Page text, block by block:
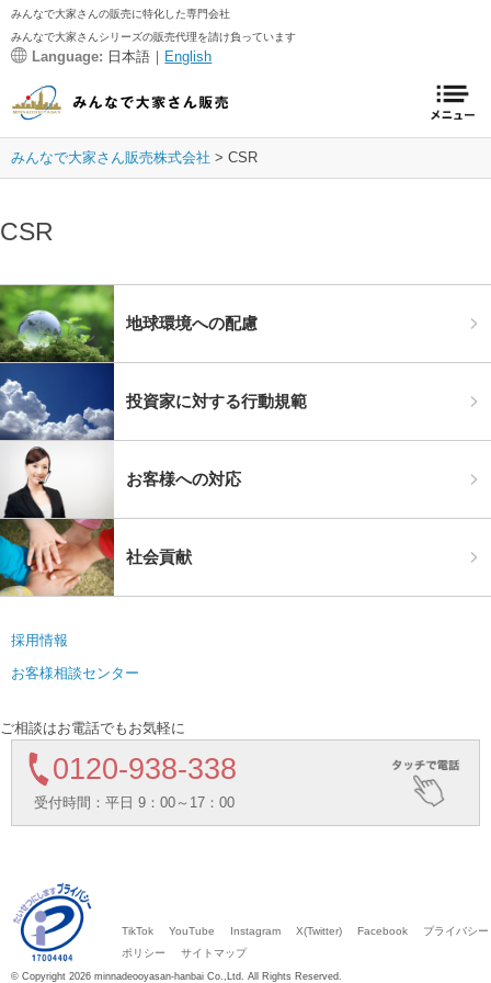
みんなで大家さんの販売に特化した専門会社
みんなで大家さんシリーズの販売代理を請け負っています
Language: 日本語｜ English
みんなで大家さん販売株式会社 CSR
CSR
地球環境への配慮
投資家に対する行動規範
お客様への対応
社会貢献
採用情報
お客様相談センター
ご相談はお電話でもお気軽に
0120-938-338
受付時間：平日 9：00～17：00
TikTok YouTube Instagram X(Twitter) Facebook
プライバシー
ポリシー
サイトマップ
© Copyright 2026 minnadeooyasan-hanbai Co.,Ltd. All Rights Reserved.